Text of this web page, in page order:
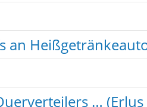
an
… (Erlus